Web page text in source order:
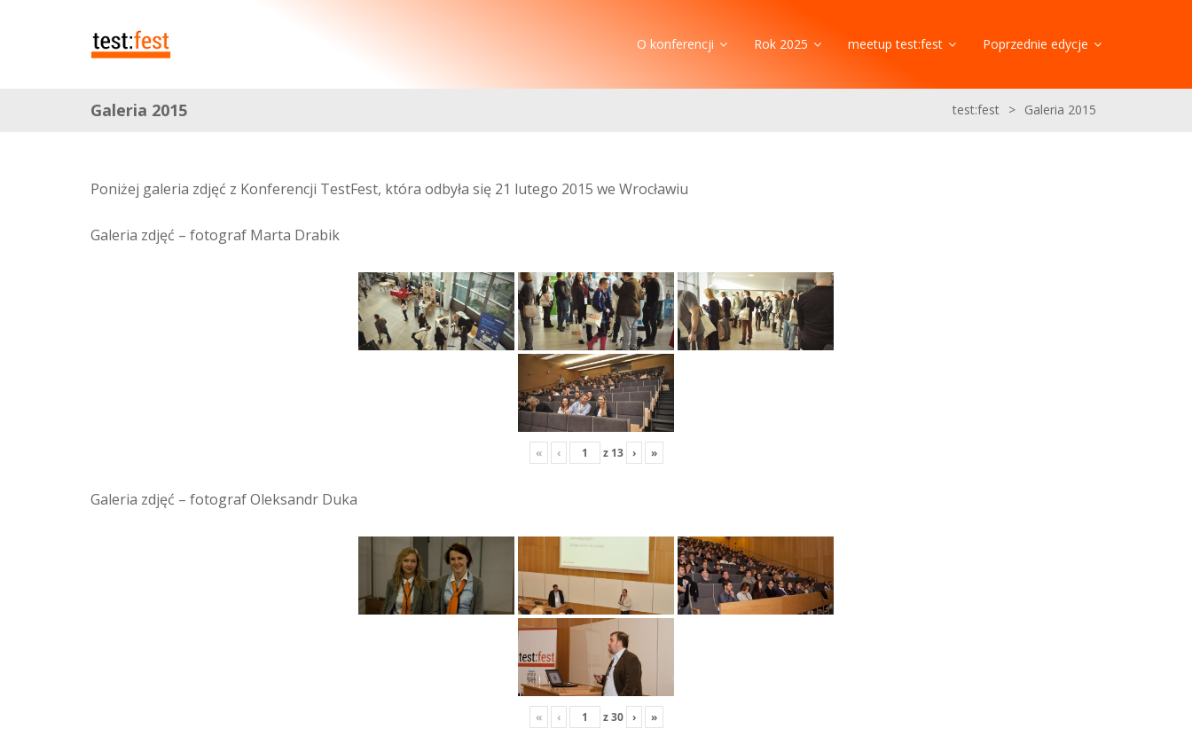
O konferencji Rok 2025 meetup test:fest Poprzednie edycje
Galeria 2015 test:fest > Galeria 2015
Poniżej galeria zdjęć z Konferencji TestFest, która odbyła się 21 lutego 2015 we Wrocławiu
Galeria zdjęć – fotograf Marta Drabik
« ‹ z 13 › »
Galeria zdjęć – fotograf Oleksandr Duka
« ‹ z30 › »